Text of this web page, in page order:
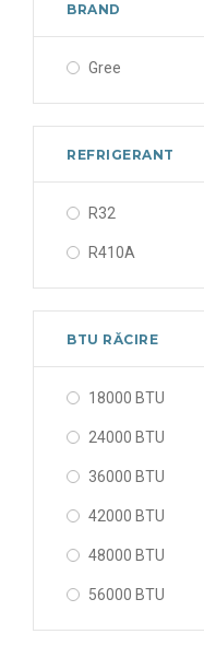
BRAND
Gree
REFRIGERANT
R32
R410A
BTU RĂCIRE
18000 BTU
24000 BTU
36000 BTU
42000 BTU
48000 BTU
56000 BTU